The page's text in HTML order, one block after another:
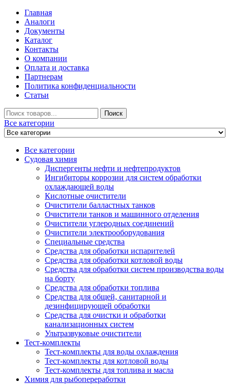
Главная
Аналоги
Документы
Каталог
Контакты
О компании
Оплата и доставка
Партнерам
Политика конфиденциальности
Статьи
Искать
Поиск
Все категории
Все категории
Судовая химия
Диспергенты нефти и нефтепродуктов
Ингибиторы коррозии для систем обработки
охлаждающей воды
Кислотные очистители
Очистители балластных танков
Очистители танков и машинного отделения
Очистители углеродных соединений
Очистители электрооборудования
Специальные средства
Средства для обработки испарителей
Средства для обработки котловой воды
Средства для обработки систем производства воды
на борту
Средства для обработки топлива
Средства для общей, санитарной и
дезинфицирующей обработки
Средства для очистки и обработки
канализационных систем
Ультразвуковые очистители
Тест-комплекты
Тест-комплекты для воды охлаждения
Тест-комплекты для котловой воды
Тест-комплекты для топлива и масла
Химия для рыбопереработки